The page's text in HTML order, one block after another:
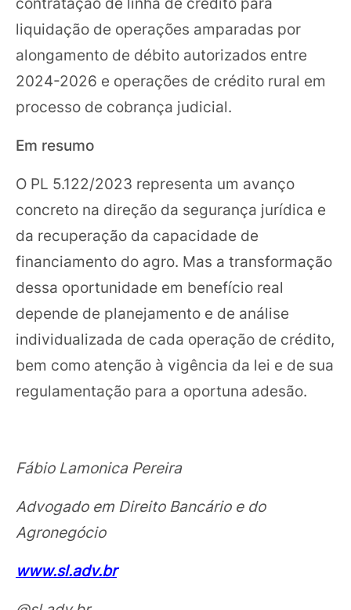
liquidação de operações amparadas por
alongamento de débito autorizados entre
2024-2026 e operações de crédito rural em
processo de cobrança judicial.
Em resumo
O PL 5.122/2023 representa um avanço
concreto na direção da segurança jurídica e
da recuperação da capacidade de
financiamento do agro. Mas a transformação
dessa oportunidade em benefício real
depende de planejamento e de análise
individualizada de cada operação de crédito,
bem como atenção à vigência da lei e de sua
regulamentação para a oportuna adesão.
Fábio Lamonica Pereira
Advogado em Direito Bancário e do
Agronegócio
www.sl.adv.br